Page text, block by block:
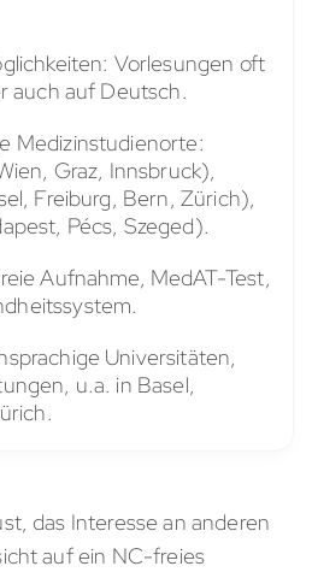
Vorlesungen oft
auch auf Deutsch.
Medizinstudienorte:
Graz, Innsbruck),
Freiburg, Bern, Zürich),
Pécs, Szeged).
Aufnahme, MedAT-Test,
Universitäten,
u.a. in Basel,
das Interesse an anderen
auf ein NC-freies